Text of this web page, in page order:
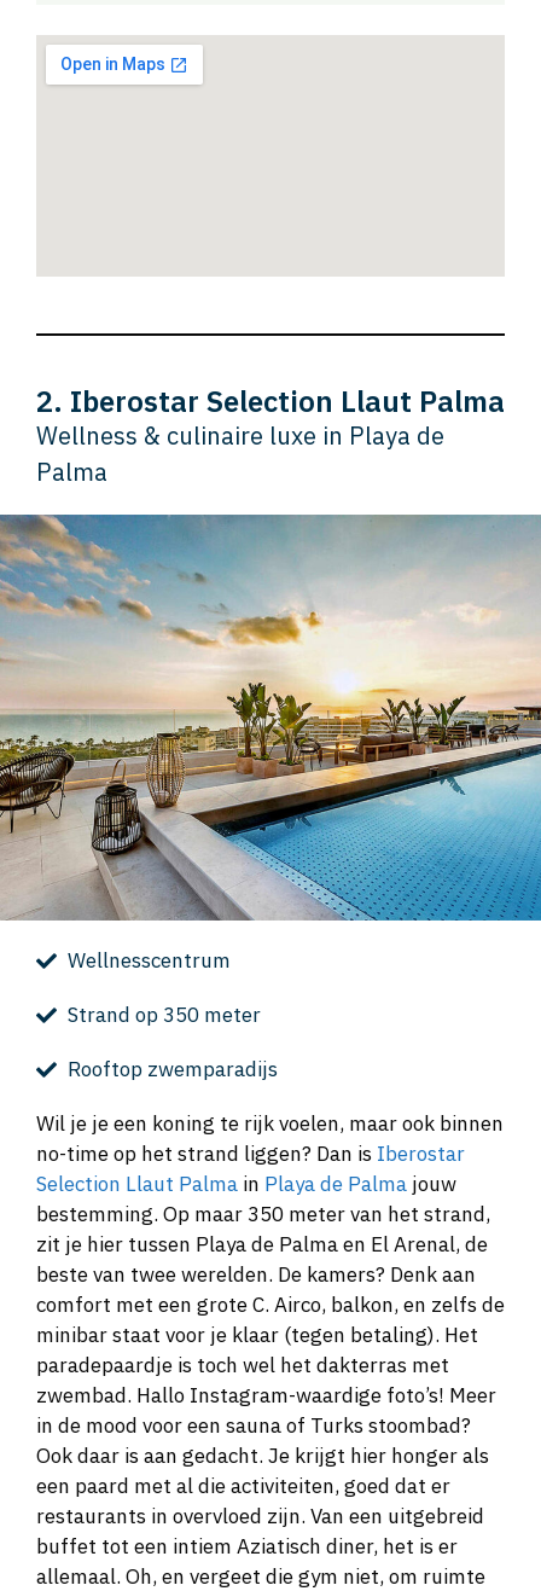
2. Iberostar Selection Llaut Palma
Wellness & culinaire luxe in Playa de
Palma
Wellnesscentrum
Strand op 350 meter
Rooftop zwemparadijs
Wil je je een koning te rijk voelen, maar ook binnen
no-time op het strand liggen? Dan is Iberostar
Selection Llaut Palma in Playa de Palma jouw
bestemming. Op maar 350 meter van het strand,
zit je hier tussen Playa de Palma en El Arenal, de
beste van twee werelden. De kamers? Denk aan
comfort met een grote C. Airco, balkon, en zelfs de
minibar staat voor je klaar (tegen betaling). Het
paradepaardje is toch wel het dakterras met
zwembad. Hallo Instagram-waardige foto’s! Meer
in de mood voor een sauna of Turks stoombad?
Ook daar is aan gedacht. Je krijgt hier honger als
een paard met al die activiteiten, goed dat er
restaurants in overvloed zijn. Van een uitgebreid
buffet tot een intiem Aziatisch diner, het is er
allemaal. Oh, en vergeet die gym niet, om ruimte